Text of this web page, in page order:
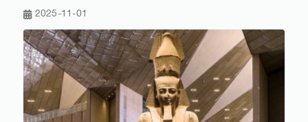
2025-11-01